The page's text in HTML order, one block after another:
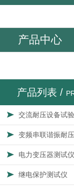
产品中心
产品列表 /
交流耐压设备试
变频串联谐振耐
电力变压器测试
继电保护测试仪